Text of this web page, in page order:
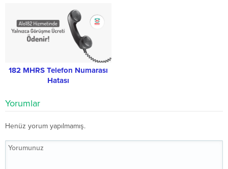
182 MHRS Telefon Numarası
Hatası
Yorumlar
Henüz yorum yapılmamış.